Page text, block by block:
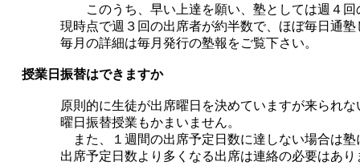
このうち、早い上達を願い、塾としては週４回の
現時点で週３回の出席者が約半数で、ほぼ毎日通塾
毎月の詳細は毎月発行の塾報をご覧下さい。
授業日振替はできますか
原則的に生徒が出席曜日を決めていますが来られな
曜日振替授業もかまいません。
また、１週間の出席予定日数に達しない場合は塾に
出席予定日数より多くなる出席は連絡の必要はあり